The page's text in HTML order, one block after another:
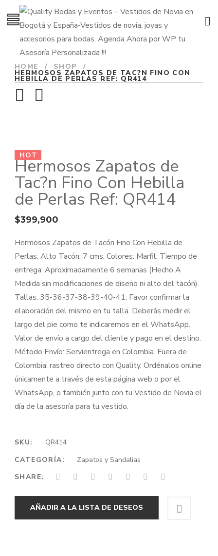
HOME / SHOP /
HERMOSOS ZAPATOS DE TAC?N FINO CON
HEBILLA DE PERLAS REF: QR414
HOT
Hermosos Zapatos de
Tac?n Fino Con Hebilla
de Perlas Ref: QR414
$399,900
Hermosos Zapatos de Tacón Fino Con Hebilla de
Perlas. Alto Tacón: 7 cms. Colores: Marfil. Tiempo de
entrega: Aproximadamente 6 semanas (Hecho A
Medida sin modificaciones de diseño ni alto del tacón).
Tallas: 35-36-37-38-39-40-41. Favor confirmar la
elaboración del mismo en tu talla. Deberás medir el
largo del pie como te indicaremos en el WhatsApp.
Valor de envío a cargo del cliente y pago en el destino.
Método Envío: Servientrega en Colombia. Fuera de
Colombia: rastreo directo con Quality. Ordénalos online
únicamente a través de esta página web o por el
WhatsApp, o también junto con tu Vestido de Novia el
día de la asesoría para tu vestido.
SKU:
QR414
CATEGORÍA:
Zapatos y Sandalias
SHARE:
AÑADIR A LA LISTA DE DESEOS